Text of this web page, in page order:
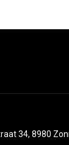
34, 8980